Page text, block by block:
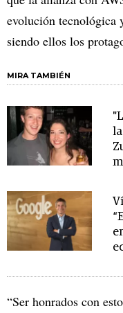
evolución tecnológica
siendo ellos los
MIRA TAMBIÉN
“Ser honrados con